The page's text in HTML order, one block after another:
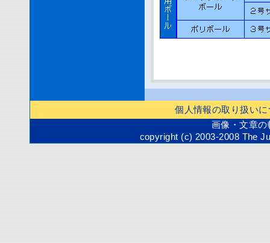
個人情報の取り扱い
画像・文章
copyright (c) 2003-2008 The